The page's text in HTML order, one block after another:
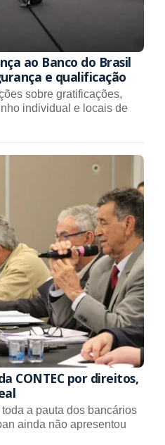
ao Banco do Brasil
e qualificação
sobre gratificações,
individual e locais de
CONTEC por direitos,
a pauta dos bancários
ainda não apresentou